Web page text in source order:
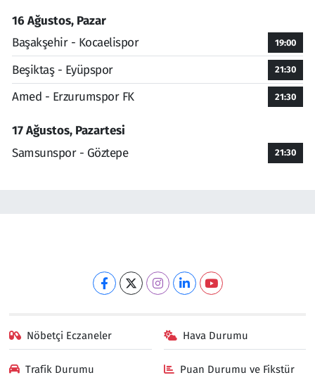
16 Ağustos, Pazar
Başakşehir - Kocaelispor
19:00
Beşiktaş - Eyüpspor 21:30
Amed - Erzurumspor FK 21:30
17 Ağustos, Pazartesi
Samsunspor - Göztepe
21:30
Nöbetçi Eczaneler Hava Durumu
Trafik Durumu Puan Durumu ve Fikstür